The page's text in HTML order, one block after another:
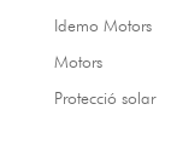
Idemo Motors
Motors
Protecció solar